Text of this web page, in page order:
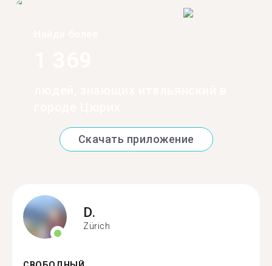
Скачать приложение
D.
Zürich